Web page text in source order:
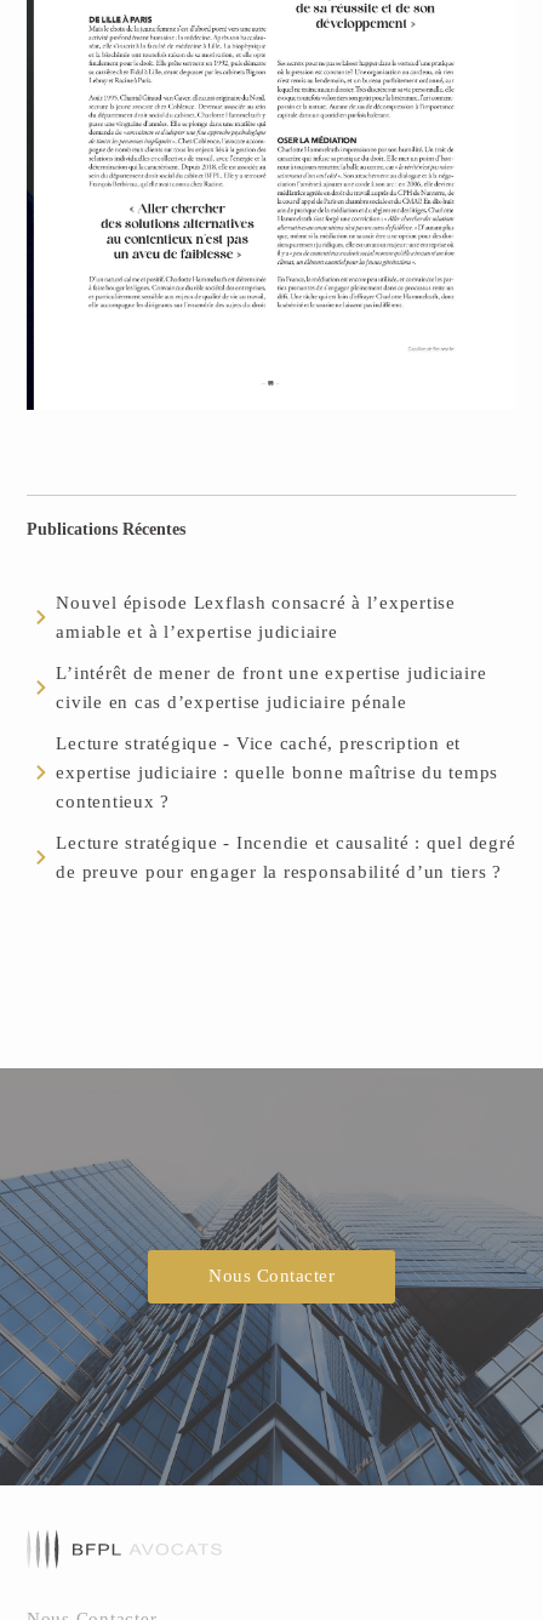
Publications Récentes
Nouvel épisode Lexflash consacré à l’expertise
amiable et à l’expertise judiciaire
L’intérêt de mener de front une expertise judiciaire
civile en cas d’expertise judiciaire pénale
Lecture stratégique - Vice caché, prescription et
expertise judiciaire : quelle bonne maîtrise du temps
contentieux ?
Lecture stratégique - Incendie et causalité : quel degré
de preuve pour engager la responsabilité d’un tiers ?
Nous Contacter